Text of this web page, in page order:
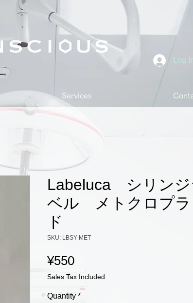
Log
Services
Labeluca シリンジ
ベル メトクロプラ
ド
SKU: LBSY-MET
¥550Price
Sales Tax Included
Quantity *